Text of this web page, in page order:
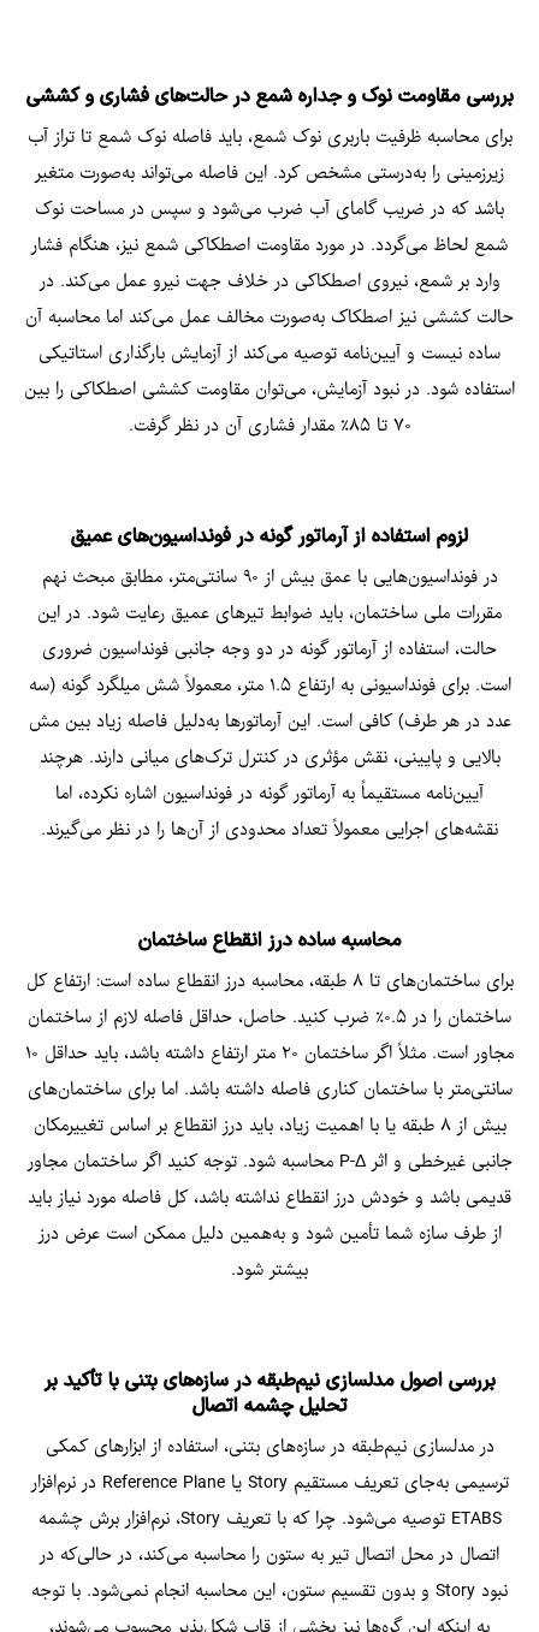
بررسی مقاومت نوک و جداره شمع در حالت‌های فشاری و کششی
برای محاسبه ظرفیت باربری نوک شمع، باید فاصله نوک شمع تا تراز آب
زیرزمینی را به‌درستی مشخص کرد. این فاصله می‌تواند به‌صورت متغیر
باشد که در ضریب گامای آب ضرب می‌شود و سپس در مساحت نوک
شمع لحاظ می‌گردد. در مورد مقاومت اصطکاکی شمع نیز، هنگام فشار
وارد بر شمع، نیروی اصطکاکی​ در خلاف جهت نیرو عمل می‌کند. در
حالت کششی نیز اصطکاک به‌صورت مخالف عمل می‌کند اما محاسبه آن
ساده نیست و آیین‌نامه توصیه می‌کند از آزمایش بارگذاری استاتیکی
استفاده شود. در نبود آزمایش، می‌توان مقاومت کششی اصطکاکی را بین
۷۰ تا ۸۵٪ مقدار فشاری آن در نظر گرفت.
لزوم استفاده از آرماتور گونه در فونداسیون‌های عمیق
در فونداسیون‌هایی با عمق بیش از ۹۰ سانتی‌متر، مطابق مبحث نهم
مقررات ملی ساختمان، باید ضوابط تیرهای عمیق رعایت شود. در این
حالت، استفاده از آرماتور گونه در دو وجه جانبی فونداسیون ضروری
است. برای فونداسیونی به ارتفاع ۱.۵ متر، معمولاً شش میلگرد گونه (سه
عدد در هر طرف) کافی است. این آرماتورها به‌دلیل فاصله زیاد بین مش
بالایی و پایینی، نقش مؤثری در کنترل ترک‌های میانی دارند. هرچند
آیین‌نامه مستقیماً به آرماتور گونه در فونداسیون اشاره نکرده، اما
نقشه‌های اجرایی معمولاً تعداد محدودی از آن‌ها را در نظر می‌گیرند.
محاسبه ساده درز انقطاع ساختمان
برای ساختمان‌های تا ۸ طبقه، محاسبه درز انقطاع ساده است: ارتفاع کل
ساختمان را در ۰.۵٪ ضرب کنید. حاصل، حداقل فاصله لازم از ساختمان
مجاور است. مثلاً اگر ساختمان ۲۰ متر ارتفاع داشته باشد، باید حداقل ۱۰
سانتی‌متر با ساختمان کناری فاصله داشته باشد. اما برای ساختمان‌های
بیش از ۸ طبقه یا با اهمیت زیاد، باید درز انقطاع بر اساس تغییرمکان
جانبی غیرخطی و اثر P-Δ محاسبه شود. توجه کنید اگر ساختمان مجاور
قدیمی باشد و خودش درز انقطاع نداشته باشد، کل فاصله مورد نیاز باید
از طرف سازه شما تأمین شود و به‌همین دلیل ممکن است عرض درز
بیشتر شود.
بررسی اصول مدلسازی نیم‌طبقه در سازه‌های بتنی با تأکید بر
تحلیل چشمه اتصال
در مدلسازی نیم‌طبقه در سازه‌های بتنی، استفاده از ابزارهای کمکی
ترسیمی به‌جای تعریف مستقیم Story یا Reference Plane در نرم‌افزار
ETABS توصیه می‌شود. چرا که با تعریف Story، نرم‌افزار برش چشمه
اتصال در محل اتصال تیر به ستون را محاسبه می‌کند، در حالی‌که در
نبود Story و بدون تقسیم ستون، این محاسبه انجام نمی‌شود. با توجه